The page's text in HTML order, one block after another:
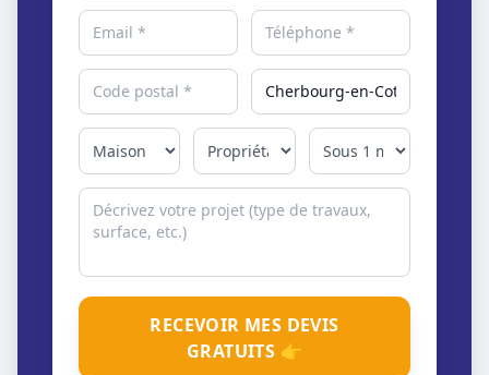
RECEVOIR MES DEVIS
GRATUITS 👉